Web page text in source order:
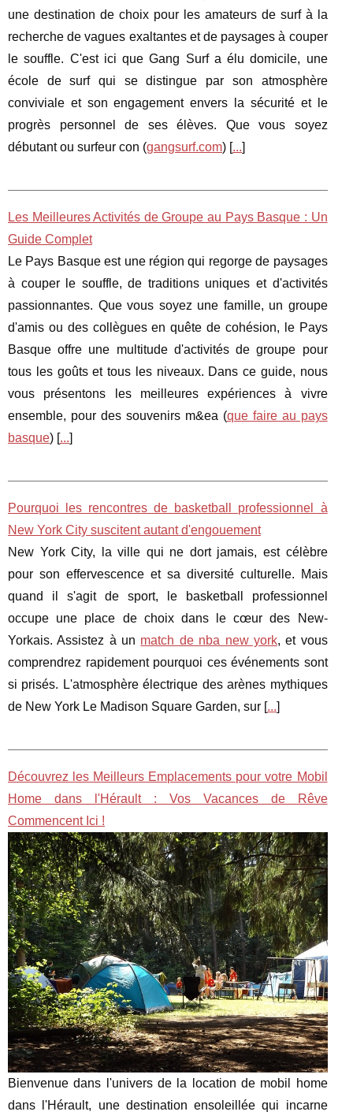
une destination de choix pour les amateurs de surf à la
recherche de vagues exaltantes et de paysages à couper
le souffle. C'est ici que Gang Surf a élu domicile, une
école de surf qui se distingue par son atmosphère
conviviale et son engagement envers la sécurité et le
progrès personnel de ses élèves. Que vous soyez
débutant ou surfeur con (gangsurf.com) [...]
Les Meilleures Activités de Groupe au Pays Basque : Un
Guide Complet
Le Pays Basque est une région qui regorge de paysages
à couper le souffle, de traditions uniques et d'activités
passionnantes. Que vous soyez une famille, un groupe
d'amis ou des collègues en quête de cohésion, le Pays
Basque offre une multitude d'activités de groupe pour
tous les goûts et tous les niveaux. Dans ce guide, nous
vous présentons les meilleures expériences à vivre
ensemble, pour des souvenirs m&ea (que faire au pays
basque) [...]
Pourquoi les rencontres de basketball professionnel à
New York City suscitent autant d'engouement
New York City, la ville qui ne dort jamais, est célèbre
pour son effervescence et sa diversité culturelle. Mais
quand il s'agit de sport, le basketball professionnel
occupe une place de choix dans le cœur des New-
Yorkais. Assistez à un match de nba new york, et vous
comprendrez rapidement pourquoi ces événements sont
si prisés. L'atmosphère électrique des arènes mythiques
de New York Le Madison Square Garden, sur [...]
Découvrez les Meilleurs Emplacements pour votre Mobil
Home dans l'Hérault : Vos Vacances de Rêve
Commencent Ici !
Bienvenue dans l'univers de la location de mobil home
dans l'Hérault, une destination ensoleillée qui incarne